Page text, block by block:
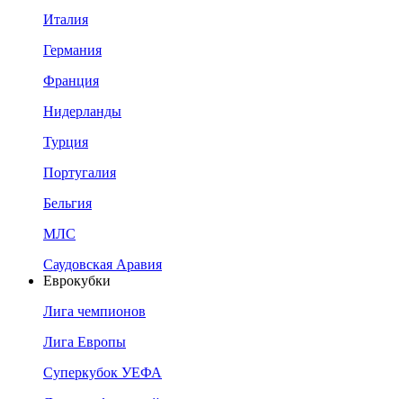
Италия
Германия
Франция
Нидерланды
Турция
Португалия
Бельгия
МЛС
Саудовская Аравия
Еврокубки
Лига чемпионов
Лига Европы
Суперкубок УЕФА